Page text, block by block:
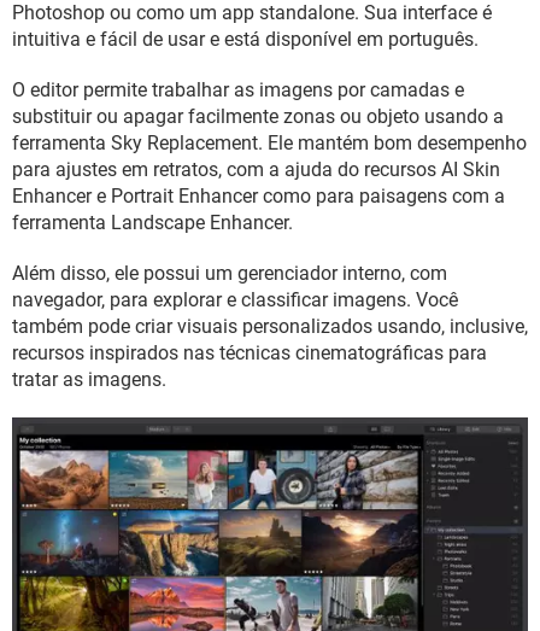
Photoshop ou como um app standalone. Sua interface é
intuitiva e fácil de usar e está disponível em português.
O editor permite trabalhar as imagens por camadas e
substituir ou apagar facilmente zonas ou objeto usando a
ferramenta Sky Replacement. Ele mantém bom desempenho
para ajustes em retratos, com a ajuda do recursos AI Skin
Enhancer e Portrait Enhancer como para paisagens com a
ferramenta Landscape Enhancer.
Além disso, ele possui um gerenciador interno, com
navegador, para explorar e classificar imagens. Você
também pode criar visuais personalizados usando, inclusive,
recursos inspirados nas técnicas cinematográficas para
tratar as imagens.